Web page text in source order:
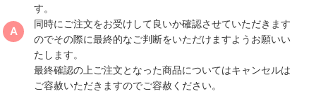
す。
同時にご注文をお受けして良いか確認させていただきます
のでその際に最終的なご判断をいただけますようお願いい
たします。
最終確認の上ご注文となった商品についてはキャンセルは
ご容赦いただきますのでご容赦ください。